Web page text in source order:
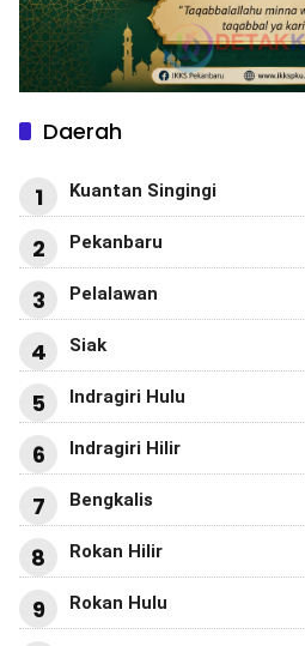
Daerah
1 Kuantan Singingi
2 Pekanbaru
3 Pelalawan
4 Siak
5 Indragiri Hulu
6 Indragiri Hilir
7 Bengkalis
8 Rokan Hilir
9 Rokan Hulu